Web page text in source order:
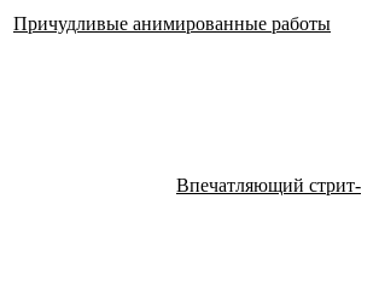
Причудливые анимированные работы
Впечатляющий стрит-